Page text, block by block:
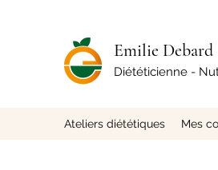
Emilie Debard
Diététicienne -
Ateliers diététiques Mes